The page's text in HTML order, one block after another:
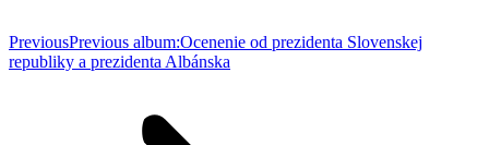
PreviousPrevious album:Ocenenie od prezidenta Slovenskej
republiky a prezidenta Albánska